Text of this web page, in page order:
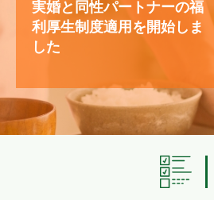
実婚と同性パートナーの福
利厚生制度適用を開始しま
した